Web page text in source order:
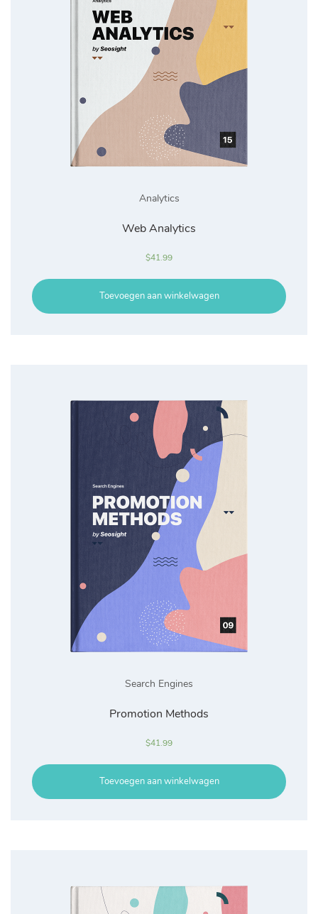
Analytics
Web Analytics
$41.99
Toevoegen aan winkelwagen
Search Engines
Promotion Methods
$41.99
Toevoegen aan winkelwagen